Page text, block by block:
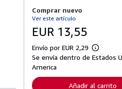
s
o
b
e
l
Comprar nuevo
Ver este artículo
EUR 13,55
Envío por EUR 2,29
M
á
f
Se envía dentro de Estados
America
Añadir al carrito